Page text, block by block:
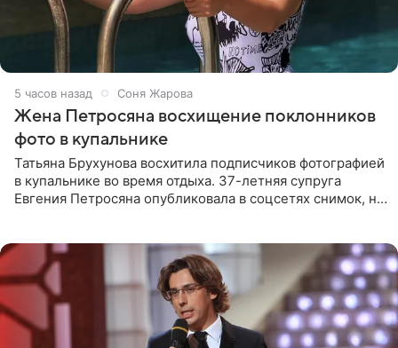
5 часов назад Соня Жарова
Жена Петросяна восхищение поклонников
фото в купальнике
Татьяна Брухунова восхитила подписчиков фотографией
в купальнике во время отдыха. 37-летняя супруга
Евгения Петросяна опубликовала в соцсетях снимок, на